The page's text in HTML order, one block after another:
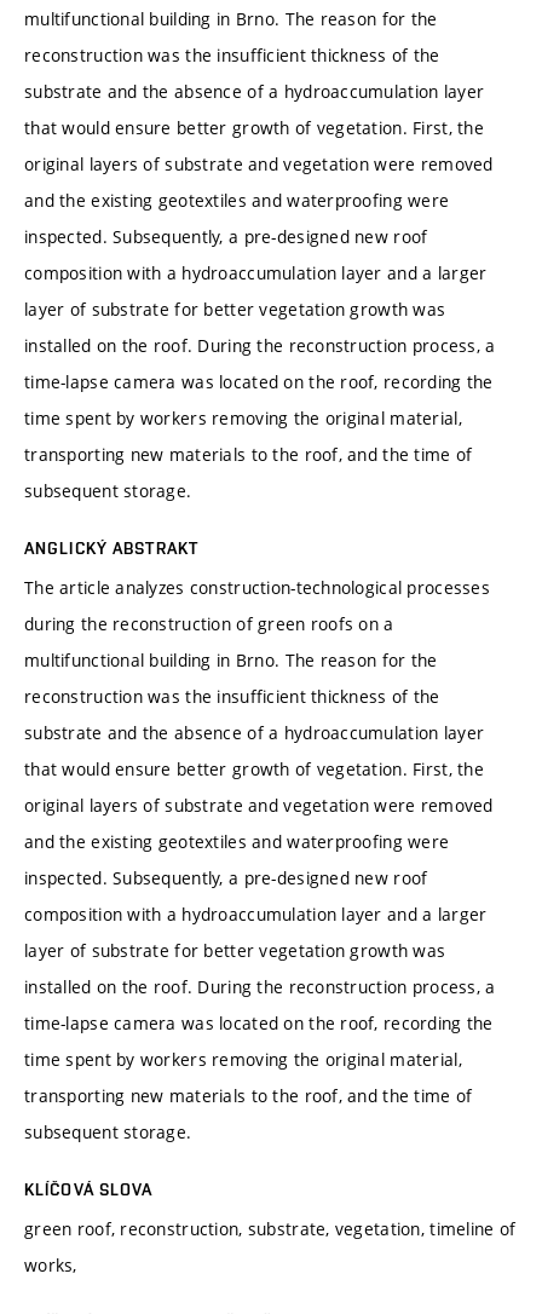
multifunctional building in Brno. The reason for the
reconstruction was the insufficient thickness of the
substrate and the absence of a hydroaccumulation layer
that would ensure better growth of vegetation. First, the
original layers of substrate and vegetation were removed
and the existing geotextiles and waterproofing were
inspected. Subsequently, a pre-designed new roof
composition with a hydroaccumulation layer and a larger
layer of substrate for better vegetation growth was
installed on the roof. During the reconstruction process, a
time-lapse camera was located on the roof, recording the
time spent by workers removing the original material,
transporting new materials to the roof, and the time of
subsequent storage.
ANGLICKÝ ABSTRAKT
The article analyzes construction-technological processes
during the reconstruction of green roofs on a
multifunctional building in Brno. The reason for the
reconstruction was the insufficient thickness of the
substrate and the absence of a hydroaccumulation layer
that would ensure better growth of vegetation. First, the
original layers of substrate and vegetation were removed
and the existing geotextiles and waterproofing were
inspected. Subsequently, a pre-designed new roof
composition with a hydroaccumulation layer and a larger
layer of substrate for better vegetation growth was
installed on the roof. During the reconstruction process, a
time-lapse camera was located on the roof, recording the
time spent by workers removing the original material,
transporting new materials to the roof, and the time of
subsequent storage.
KLÍČOVÁ SLOVA
green roof, reconstruction, substrate, vegetation, timeline of
works,